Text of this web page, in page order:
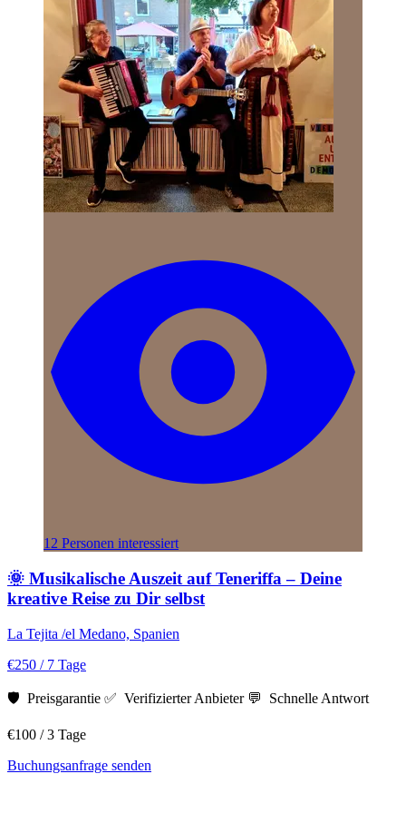
12 Personen interessiert
🌞 Musikalische Auszeit auf Teneriffa – Deine
kreative Reise zu Dir selbst
La Tejita /el Medano, Spanien
€250 / 7 Tage
🛡️ Preisgarantie ✅ Verifizierter Anbieter 💬 Schnelle Antwort
€100 / 3 Tage
Buchungsanfrage senden